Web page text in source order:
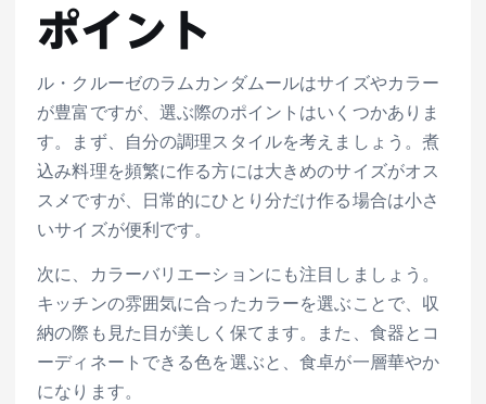
ポイント
ル・クルーゼのラムカンダムールはサイズやカラー
が豊富ですが、選ぶ際のポイントはいくつかありま
す。まず、自分の調理スタイルを考えましょう。煮
込み料理を頻繁に作る方には大きめのサイズがオス
スメですが、日常的にひとり分だけ作る場合は小さ
いサイズが便利です。
次に、カラーバリエーションにも注目しましょう。
キッチンの雰囲気に合ったカラーを選ぶことで、収
納の際も見た目が美しく保てます。また、食器とコ
ーディネートできる色を選ぶと、食卓が一層華やか
になります。